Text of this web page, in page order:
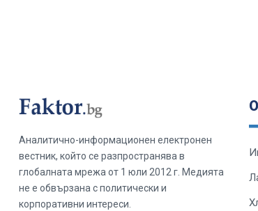
Аналитично-информационен електронен
вестник, който се разпространява в
глобалната мрежа от 1 юли 2012 г. Медията
не е обвързана с политически и
корпоративни интереси.